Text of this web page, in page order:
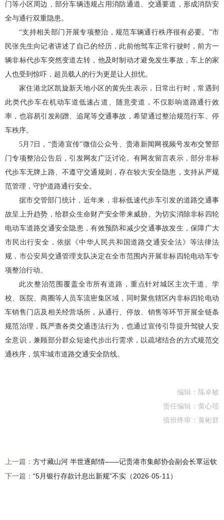
门等小区周边，部分车辆违规占用消防通道、交通要道，形成消防安
全与通行双重隐患。
“支持相关部门开展专项整治，规范车辆通行秩序很有必要。”市
民张先生向记者讲述了自己的经历，此前他驾车正常行驶时，前方一
辆非标代步车突然变道左转，他及时制动才避免发生事故，车上的家
人也受到惊吓，超员载人的行为更是让人担忧。
家住港北区凯旋新天地小区的黄先生表示，日常出行时，常遇到
此类代步车在机动车道低速占道、随意变道，不仅影响道路通行效
率，也容易引发剐蹭、追尾等交通事故，希望通过整治规范行车、停
车秩序。
5月7日，“贵港宣传”微信公众号、贵港新闻网视频号发布交警部
门专项整治公告后，引发网友广泛讨论。有网友留言表示，部分非标
代步车无牌上路、不遵守交通规则，存在较大安全隐患，支持从严规
范管理，守护道路通行安全。
据市交管部门统计，近年来，非标低速代步车引发的道路交通事
故呈上升趋势，给群众生命财产安全带来威胁。为切实消除非标四轮
电动车道路交通安全隐患，有效预防和减少交通事故发生，保障广大
市民出行安全，依据《中华人民共和国道路交通安全法》等法律法
规，市公安局交通管理支队决定在全市范围内开展非标四轮电动车专
项整治行动。
此次整治范围覆盖全市所有道路，重点针对城区主次干道、学
校、医院、商圈等人员车流密集区域，同时聚焦辖区内非标四轮电动
车销售门店及相关经营场所，从通行、停放、销售等环节开展全链条
规范治理，既严查各类交通违法行为，也通过宣传引导提升驾驶人安
全意识，兼顾部分群众短途代步出行需求，以疏堵结合的方式规范交
通秩序，筑牢城市道路交通安全防线。
编辑：陈卓敏
责任编辑：黄心瑶
值班终审：黄彬群
上一篇： 方寸藏山河 半世逐邮情——记贵港市集邮协会副会长覃运钦
下一篇： “5月银行存款计息出新规”不实（2026·05·11）